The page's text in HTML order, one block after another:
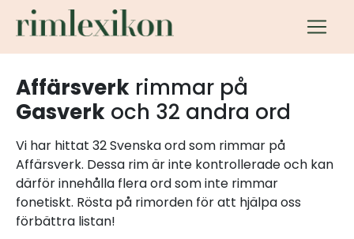
Affärsverk rimmar på
Gasverk och 32 andra ord
Vi har hittat 32 Svenska ord som rimmar på
Affärsverk. Dessa rim är inte kontrollerade och kan
därför innehålla flera ord som inte rimmar
fonetiskt. Rösta på rimorden för att hjälpa oss
förbättra listan!